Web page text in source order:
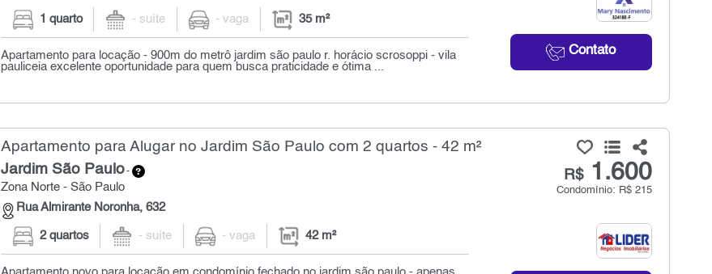
Contato
1 quarto - suíte - vaga 35 m²
Apartamento para locação - 900m do metrô jardim são paulo r. horácio scrosoppi - vila
pauliceia excelente oportunidade para quem busca praticidade e ótima ...
Apartamento para Alugar no Jardim São Paulo com 2 quartos - 42 m²
Jardim São Paulo-
Zona Norte - São Paulo
Rua Almirante Noronha, 632
R$1.600
Condomínio: R$ 215
2 quartos - suíte - vaga 42 m²